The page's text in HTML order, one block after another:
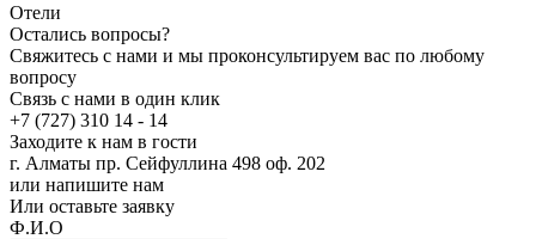
Отели
Остались вопросы?
Свяжитесь с нами и мы проконсультируем вас по любому
вопросу
Связь с нами в один клик
+7 (727) 310 14 - 14
Заходите к нам в гости
г. Алматы пр. Сейфуллина 498 оф. 202
или напишите нам
Или оставьте заявку
Ф.И.О